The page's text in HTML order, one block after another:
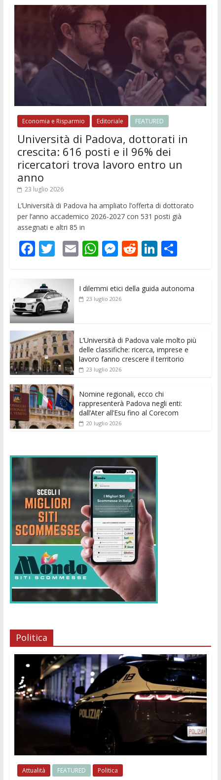
Economia e Risparmio Editoriale FEATURED
Università di Padova, dottorati in
crescita: 616 posti e il 96% dei
ricercatori trova lavoro entro un
anno
23 luglio 2026
L’Università di Padova ha ampliato l’offerta di dottorato
per l’anno accademico 2026-2027 con 531 posti già
assegnati e altri 85 in
F
e
b
o
o
k
T
itt
er
E
ai
l
W
s
p
M
ss
e
er
R
di
Li
e
C
di
I dilemmi etici della guida autonoma
23 luglio 2026
L’Università di Padova vale molto più
delle classifiche: ricerca, imprese e
lavoro fanno crescere il territorio
23 luglio 2026
Nomine regionali, ecco chi
rappresenterà Padova negli enti:
dall’Ater all’Esu fino al Corecom
20 luglio 2026
Politica
Attualità FEATURED Politica